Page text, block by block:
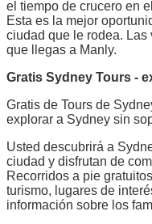
el tiempo de crucero en
Esta es la mejor
ciudad que le rodea.
que llegas a Manly.
Gratis Sydney Tours -
Gratis de Tours de
explorar a Sydney sin
Usted descubrirá a
ciudad y disfrutan de
Recorridos a pie
turismo, lugares de
información sobre los